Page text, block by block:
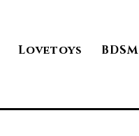
Lovetoys BDSM